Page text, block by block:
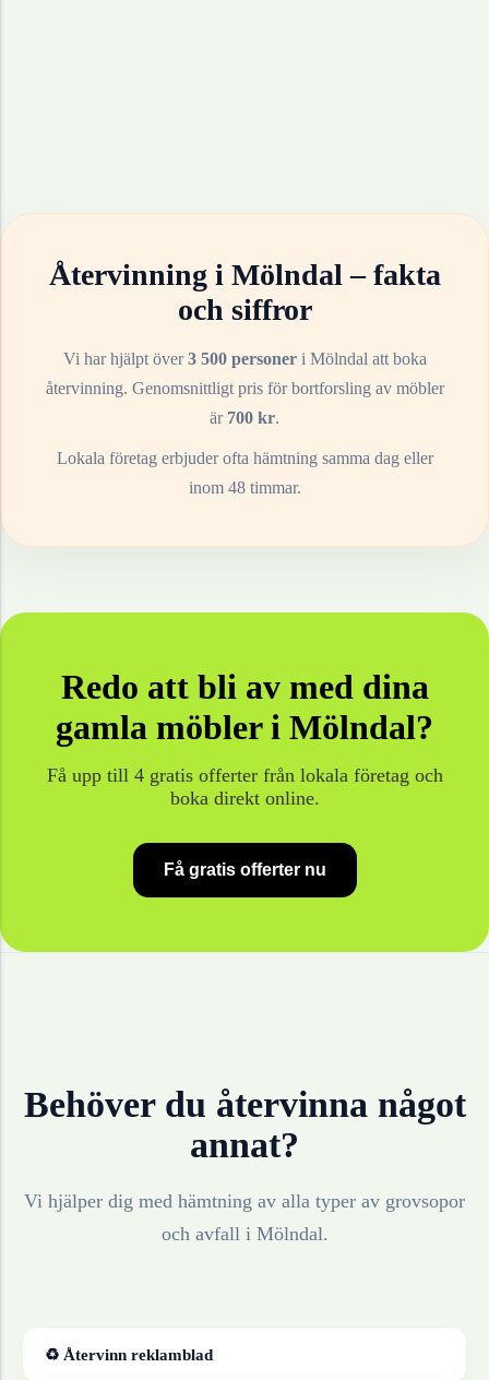
Återvinning i Mölndal– fakta
och siffror
Vi har hjälpt över3 500 personeri Mölndal att boka
återvinning. Genomsnittligt pris för bortforsling av möbler
är 700 kr.
Lokala företag erbjuder ofta hämtning samma dag eller
inom 48 timmar.
Redo att bli av med dina
gamla möbleri Mölndal?
Få upp till 4 gratis offerter från lokala företag och
boka direkt online.
Få gratis offerter nu
Behöver du återvinna något
annat?
Vi hjälper dig med hämtning av alla typer av grovsopor
och avfall i Mölndal.
♻ Återvinn reklamblad